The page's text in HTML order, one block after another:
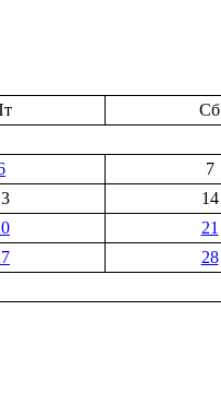
Сб
7
14
21
28